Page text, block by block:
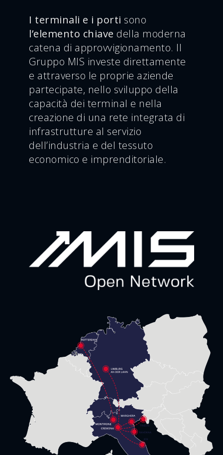
I terminali e i porti sono
l’elemento chiave della moderna
catena di approvvigionamento. Il
Gruppo MIS investe direttamente
e attraverso le proprie aziende
partecipate, nello sviluppo della
capacità dei terminal e nella
creazione di una rete integrata di
infrastrutture al servizio
dell’industria e del tessuto
economico e imprenditoriale.